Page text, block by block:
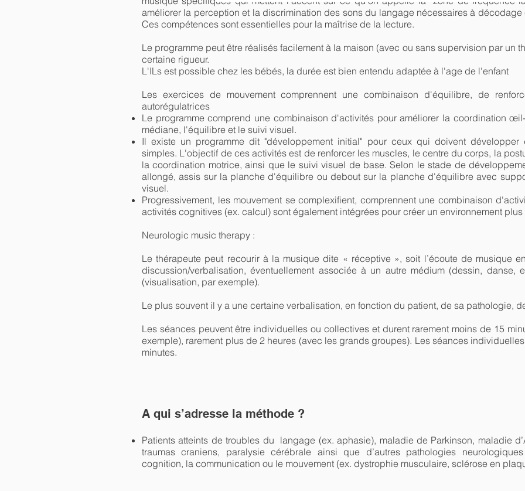
améliorer la perception et la discrimination des sons du langage nécessaires à
Ces compétences sont essentielles pour la maîtrise de la lecture.
Le programme peut être réalisés facilement à la maison (avec ou sans supervision par un
certaine rigueur.
L'ILs est possible chez les bébés, la durée est bien entendu adaptée à l'age de l'enfant
Les exercices de mouvement comprennent une combinaison d'équilibre, de
autorégulatrices
Le programme comprend une combinaison d'activités pour améliorer la coordination
médiane, l'équilibre et le suivi visuel.
Il existe un programme dit "développement initial" pour ceux qui doivent développer
simples. L'objectif de ces activités est de renforcer les muscles, le centre du corps, la
la coordination motrice, ainsi que le suivi visuel de base. Selon le stade de
allongé, assis sur la planche d'équilibre ou debout sur la planche d'équilibre avec
visuel.
Progressivement, les mouvement se complexifient, comprennent une combinaison
activités cognitives (ex. calcul) sont également intégrées pour créer un environnement
Neurologic music therapy :
Le thérapeute peut recourir à la musique dite « réceptive », soit l’écoute de musique
discussion/verbalisation, éventuellement associée à un autre médium (dessin, danse,
(visualisation, par exemple).
Le plus souvent il y a une certaine verbalisation, en fonction du patient, de sa pathologie,
Les séances peuvent être individuelles ou collectives et durent rarement moins de 15
exemple), rarement plus de 2 heures (avec les grands groupes). Les séances
minutes.
A qui s’adresse la méthode ?
Patients atteints de troubles du langage (ex. aphasie), maladie de Parkinson, maladie
traumas craniens, paralysie cérébrale ainsi que d’autres pathologies
cognition, la communication ou le mouvement (ex. dystrophie musculaire, sclérose en